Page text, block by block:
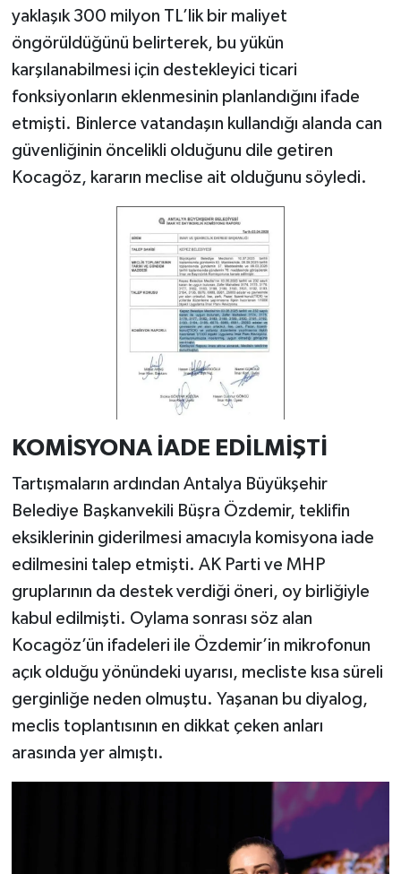
yaklaşık 300 milyon TL’lik bir maliyet
öngörüldüğünü belirterek, bu yükün
karşılanabilmesi için destekleyici ticari
fonksiyonların eklenmesinin planlandığını ifade
etmişti. Binlerce vatandaşın kullandığı alanda can
güvenliğinin öncelikli olduğunu dile getiren
Kocagöz, kararın meclise ait olduğunu söyledi.
KOMİSYONA İADE EDİLMİŞTİ
Tartışmaların ardından Antalya Büyükşehir
Belediye Başkanvekili Büşra Özdemir, teklifin
eksiklerinin giderilmesi amacıyla komisyona iade
edilmesini talep etmişti. AK Parti ve MHP
gruplarının da destek verdiği öneri, oy birliğiyle
kabul edilmişti. Oylama sonrası söz alan
Kocagöz’ün ifadeleri ile Özdemir’in mikrofonun
açık olduğu yönündeki uyarısı, mecliste kısa süreli
gerginliğe neden olmuştu. Yaşanan bu diyalog,
meclis toplantısının en dikkat çeken anları
arasında yer almıştı.